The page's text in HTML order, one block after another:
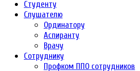
Студенту
Слушателю
Ординатору
Аспиранту
Врачу
Сотруднику
Профком ППО сотрудников